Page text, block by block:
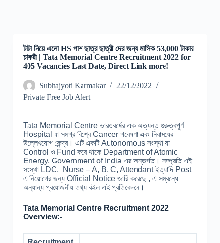
টাটা নিয়ে এলো HS পাশ ছাত্র ছাত্রী দের জন্য মাসিক 53,000 টাকার
চাকরী | Tata Memorial Centre Recruitment 2022 for
405 Vacancies Last Date, Direct Link more!
Subhajyoti Karmakar
22/12/2022
Private Free Job Alert
Tata Memorial Centre ভারতবর্ষের এক অত্যন্ত গুরুত্বপূর্ণ
Hospital যা সমগ্র বিশ্বে Cancer গবেষণা এবং নিরাময়ের
উল্লেখযোগ কেন্দ্র। এটি একটি Autonomous সংস্থা যা
Control ও Fund করে থাকে Department of Atomic
Energy, Government of India এর অন্তর্গত। সম্প্রতি এই
সংস্থা LDC, Nurse – A, B, C, Attendant ইত্যাদি Post
এ নিয়োগের জন্য Official Notice জারি করেছে , এ সম্বন্ধে
অন্যান্য প্রয়োজনীয় তথ্য রইল এই প্রতিবেদনে।
Tata Memorial Centre Recruitment 2022
Overview:-